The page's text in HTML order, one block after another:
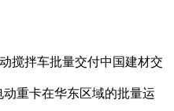
拌车批量交付中国建材交
重卡在华东区域的批量运